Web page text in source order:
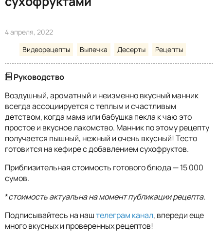
4 апреля, 2022
Видеорецепты
Выпечка Десерты Рецепты
Руководство
Воздушный, ароматный и неизменно вкусный манник
всегда ассоциируется с теплым и счастливым
детством, когда мама или бабушка пекла к чаю это
простое и вкусное лакомство. Манник по этому рецепту
получается пышный, нежный и очень вкусный! Тесто
готовится на кефире с добавлением сухофруктов.
Приблизительная стоимость готового блюда — 15 000
сумов.
*стоимость актуальна на момент публикации рецепта.
Подписывайтесь на наштелеграм канал, впереди еще
много вкусных и проверенных рецептов!